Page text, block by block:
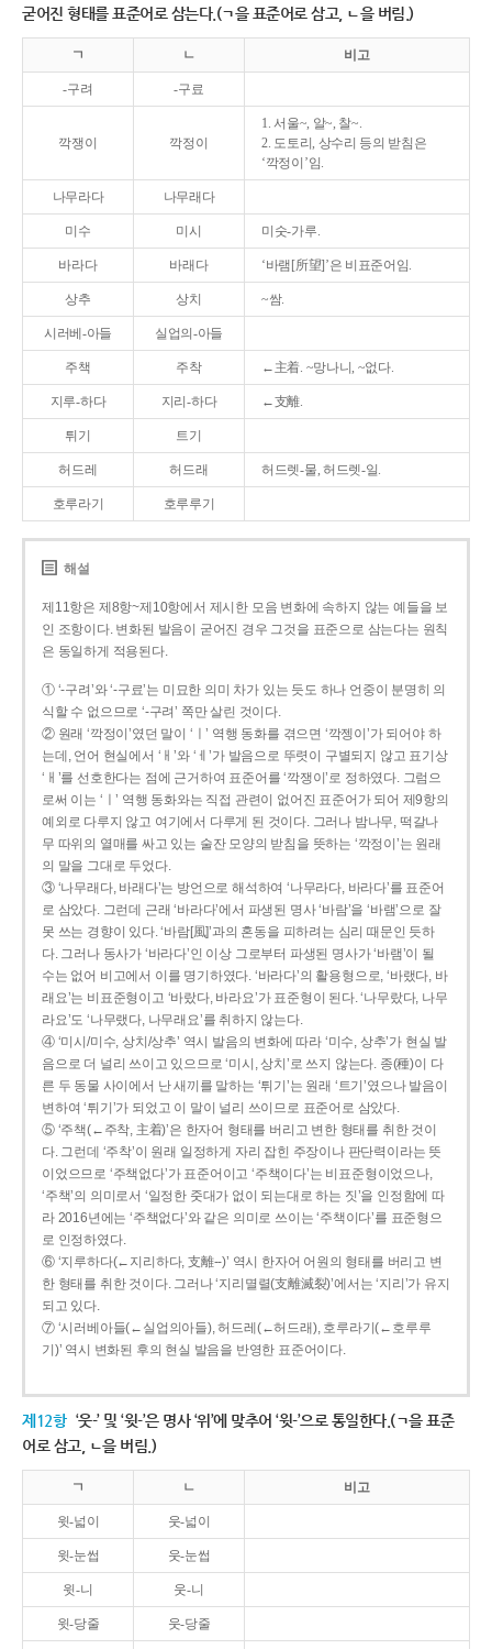
굳어진 형태를 표준어로 삼는다.(ㄱ을 표준어로 삼고, ㄴ을 버림.)
ㄱ ㄴ 비고
-구려 -구료
깍쟁이 깍정이
1. 서울~, 알~, 찰~.
2. 도토리, 상수리 등의 받침은
‘깍정이’임.
나무라다 나무래다
미수 미시 미숫-가루.
바라다 바래다 ‘바램[所望]’은 비표준어임.
상추 상치 ~쌈.
시러베-아들 실업의-아들
주책 주착 ←主着. ~망나니, ~없다.
지루-하다 지리-하다 ←支離.
튀기 트기
허드레 허드래 허드렛-물, 허드렛-일.
호루라기 호루루기
해설
제11항은 제8항~제10항에서 제시한 모음 변화에 속하지 않는 예들을 보
인 조항이다. 변화된 발음이 굳어진 경우 그것을 표준으로 삼는다는 원칙
은 동일하게 적용된다.
① ‘-구려’와 ‘-구료’는 미묘한 의미 차가 있는 듯도 하나 언중이 분명히 의
식할 수 없으므로 ‘-구려’ 쪽만 살린 것이다.
② 원래 ‘깍정이’였던 말이 ‘ㅣ’ 역행 동화를 겪으면 ‘깍젱이’가 되어야 하
는데, 언어 현실에서 ‘ㅐ’와 ‘ㅔ’가 발음으로 뚜렷이 구별되지 않고 표기상
‘ㅐ’를 선호한다는 점에 근거하여 표준어를 ‘깍쟁이’로 정하였다. 그럼으
로써 이는 ‘ㅣ’ 역행 동화와는 직접 관련이 없어진 표준어가 되어 제9항의
예외로 다루지 않고 여기에서 다루게 된 것이다. 그러나 밤나무, 떡갈나
무 따위의 열매를 싸고 있는 술잔 모양의 받침을 뜻하는 ‘깍정이’는 원래
의 말을 그대로 두었다.
③ ‘나무래다, 바래다’는 방언으로 해석하여 ‘나무라다, 바라다’를 표준어
로 삼았다. 그런데 근래 ‘바라다’에서 파생된 명사 ‘바람’을 ‘바램’으로 잘
못 쓰는 경향이 있다. ‘바람[風]’과의 혼동을 피하려는 심리 때문인 듯하
다. 그러나 동사가 ‘바라다’인 이상 그로부터 파생된 명사가 ‘바램’이 될
수는 없어 비고에서 이를 명기하였다. ‘바라다’의 활용형으로, ‘바랬다, 바
래요’는 비표준형이고 ‘바랐다, 바라요’가 표준형이 된다. ‘나무랐다, 나무
라요’도 ‘나무랬다, 나무래요’를 취하지 않는다.
④ ‘미시/미수, 상치/상추’ 역시 발음의 변화에 따라 ‘미수, 상추’가 현실 발
음으로 더 널리 쓰이고 있으므로 ‘미시, 상치’로 쓰지 않는다. 종(種)이 다
른 두 동물 사이에서 난 새끼를 말하는 ‘튀기’는 원래 ‘트기’였으나 발음이
변하여 ‘튀기’가 되었고 이 말이 널리 쓰이므로 표준어로 삼았다.
⑤ ‘주책(←주착, 主着)’은 한자어 형태를 버리고 변한 형태를 취한 것이
다. 그런데 ‘주착’이 원래 일정하게 자리 잡힌 주장이나 판단력이라는 뜻
이었으므로 ‘주책없다’가 표준어이고 ‘주책이다’는 비표준형이었으나,
‘주책’의 의미로서 ‘일정한 줏대가 없이 되는대로 하는 짓’을 인정함에 따
라 2016년에는 ‘주책없다’와 같은 의미로 쓰이는 ‘주책이다’를 표준형으
로 인정하였다.
⑥ ‘지루하다(←지리하다, 支離--)’ 역시 한자어 어원의 형태를 버리고 변
한 형태를 취한 것이다. 그러나 ‘지리멸렬(支離滅裂)’에서는 ‘지리’가 유지
되고 있다.
⑦ ‘시러베아들(←실업의아들), 허드레(←허드래), 호루라기(←호루루
기)’ 역시 변화된 후의 현실 발음을 반영한 표준어이다.
제12항 ‘웃-’ 및 ‘윗-’은 명사 ‘위’에 맞추어 ‘윗-’으로 통일한다.(ㄱ을 표준
어로 삼고, ㄴ을 버림.)
ㄱ ㄴ 비고
윗-넓이 웃-넓이
윗-눈썹 웃-눈썹
윗-니 웃-니
윗-당줄 웃-당줄